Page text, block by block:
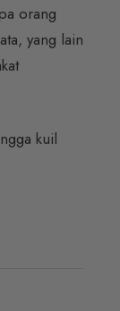
orang
yang lain
kuil